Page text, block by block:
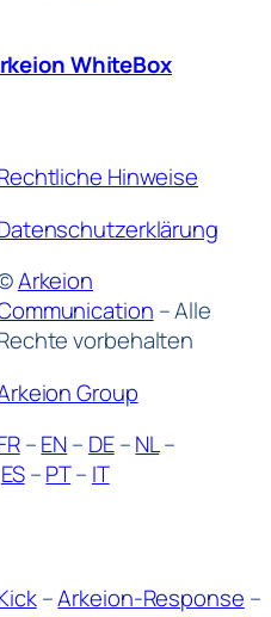
WhiteBox
Hinweise
Arkeion
– Alle
vorbehalten
Group
–EN– DE–NL–
ES–PT– IT
–Arkeion-Response –